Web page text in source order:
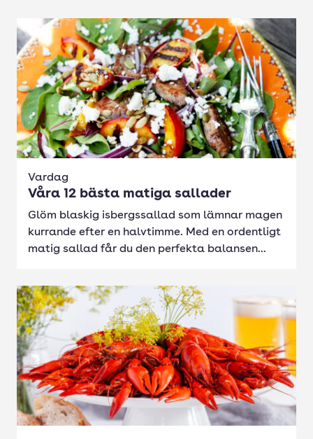
Vardag
Våra 12 bästa matiga sallader
Glöm blaskig isbergssallad som lämnar magen
kurrande efter en halvtimme. Med en ordentligt
matig sallad får du den perfekta balansen...